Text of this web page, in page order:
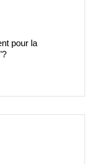
pour la